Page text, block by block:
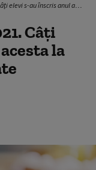
anul acesta la examenul de Capacitate
Câți
la